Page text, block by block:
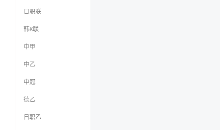
日职联
韩K联
中甲
中乙
中冠
德乙
日职乙